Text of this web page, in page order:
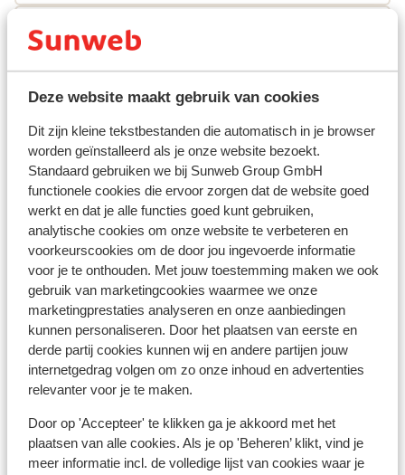
Deze website maakt gebruik van cookies
Dit zijn kleine tekstbestanden die automatisch in je browser
worden geïnstalleerd als je onze website bezoekt.
Standaard gebruiken we bij Sunweb Group GmbH
functionele cookies die ervoor zorgen dat de website goed
werkt en dat je alle functies goed kunt gebruiken,
analytische cookies om onze website te verbeteren en
voorkeurscookies om de door jou ingevoerde informatie
voor je te onthouden. Met jouw toestemming maken we ook
gebruik van marketingcookies waarmee we onze
marketingprestaties analyseren en onze aanbiedingen
kunnen personaliseren. Door het plaatsen van eerste en
derde partij cookies kunnen wij en andere partijen jouw
internetgedrag volgen om zo onze inhoud en advertenties
relevanter voor je te maken.
Door op 'Accepteer' te klikken ga je akkoord met het
plaatsen van alle cookies. Als je op 'Beheren’ klikt, vind je
meer informatie incl. de volledige lijst van cookies waar je
Skilessen
Skimateriaal
Andere accommodaties in Ski Amadé
More Mountain Suites
A-ROSA Collection Straubinger Grand Hotel
Hotel Österreichischer Hof
POST POST Hotel - Alpine Boutique Hotel & Spa
Hotel Fichtenhof
Hotel Aktiv- und Gesundheitsresort das GXUND